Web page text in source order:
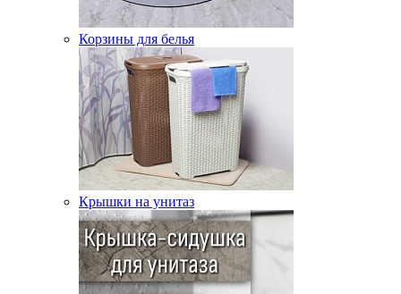
Корзины для белья
Крышки на унитаз